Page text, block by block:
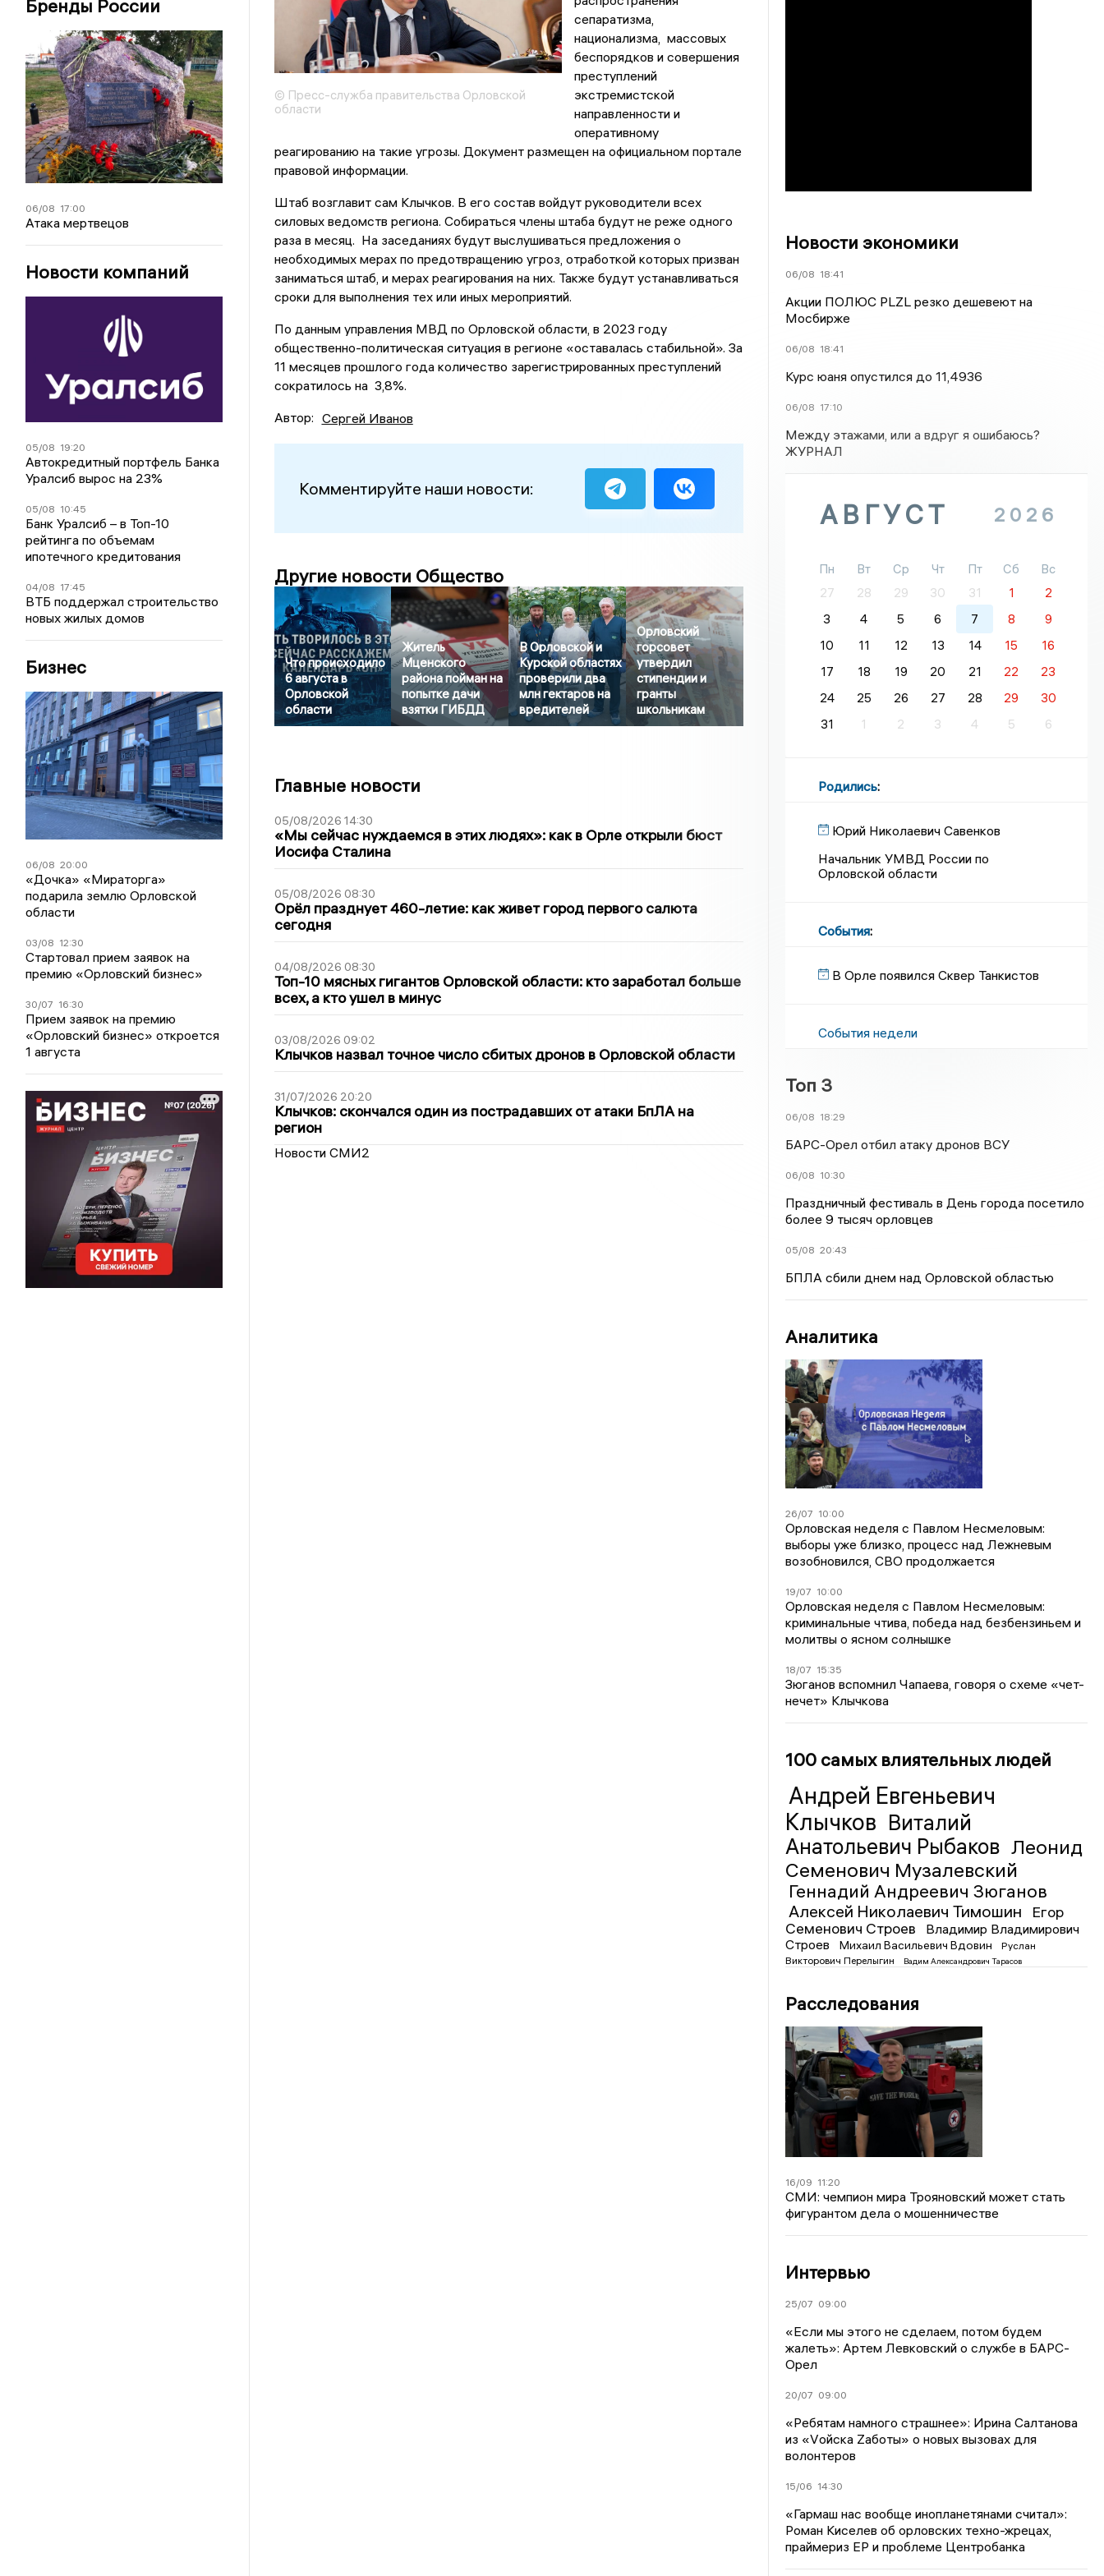
Бренды России
06/08 17:00
Атака мертвецов
Новости компаний
05/08 19:20
Автокредитный портфель Банка
Уралсиб вырос на 23%
05/08 10:45
Банк Уралсиб – в Топ-10
рейтинга по объемам
ипотечного кредитования
04/08 17:45
ВТБ поддержал строительство
новых жилых домов
Бизнес
06/08 20:00
«Дочка» «Мираторга»
подарила землю Орловской
области
03/08 12:30
Стартовал прием заявок на
премию «Орловский бизнес»
30/07 16:30
Прием заявок на премию
«Орловский бизнес» откроется
1 августа
© Пресс-служба правительства Орловской
области
сепаратизма,
национализма, массовых
беспорядков и совершения
преступлений
экстремистской
направленности и
оперативному
реагированию на такие угрозы. Документ размещен на официальном портале
правовой информации.
Штаб возглавит сам Клычков. В его состав войдут руководители всех
силовых ведомств региона. Собираться члены штаба будут не реже одного
раза в месяц. На заседаниях будут выслушиваться предложения о
необходимых мерах по предотвращению угроз, отработкой которых призван
заниматься штаб, и мерах реагирования на них. Также будут устанавливаться
сроки для выполнения тех или иных мероприятий.
По данным управления МВД по Орловской области, в 2023 году
общественно-политическая ситуация в регионе «оставалась стабильной». За
11 месяцев прошлого года количество зарегистрированных преступлений
сократилось на 3,8%.
Автор: Сергей Иванов
Комментируйте наши новости:
Другие новости Общество
Что происходило
6 августа в
Орловской
области
Житель
Мценского
района пойман на
попытке дачи
взятки ГИБДД
В Орловской и
Курской областях
проверили два
млн гектаров на
вредителей
Орловский
горсовет
утвердил
стипендии и
гранты
школьникам
Главные новости
05/08/2026 14:30
«Мы сейчас нуждаемся в этих людях»: как в Орле открыли бюст
Иосифа Сталина
05/08/2026 08:30
Орёл празднует 460-летие: как живет город первого салюта
сегодня
04/08/2026 08:30
Топ-10 мясных гигантов Орловской области: кто заработал больше
всех, а кто ушел в минус
03/08/2026 09:02
Клычков назвал точное число сбитых дронов в Орловской области
31/07/2026 20:20
Клычков: скончался один из пострадавших от атаки БпЛА на
регион
Новости СМИ2
Новости экономики
06/08 18:41
Акции ПОЛЮС PLZL резко дешевеют на
Мосбирже
06/08 18:41
Курс юаня опустился до 11,4936
06/08 17:10
Между этажами, или а вдруг я ошибаюсь?
ЖУРНАЛ
АВГУСТ 2026
Пн Вт Ср Чт Пт Сб
Вс
27
28 29 30 31 1
2
3
4 5 6 7 8
9
10
11 12 13 14 15
16
17
18 19 20 21 22
23
24
25 26 27 28 29
30
31
1 2 3 4 5 6
Родились:
Юрий Николаевич Савенков
Начальник УМВД России по
Орловской области
События:
В Орле появился Сквер Танкистов
События недели
Топ 3
06/08 18:29
БАРС-Орел отбил атаку дронов ВСУ
06/08 10:30
Праздничный фестиваль в День города посетило
более 9 тысяч орловцев
05/08 20:43
БПЛА сбили днем над Орловской областью
Аналитика
26/07 10:00
Орловская неделя с Павлом Несмеловым:
выборы уже близко, процесс над Лежневым
возобновился, СВО продолжается
19/07 10:00
Орловская неделя с Павлом Несмеловым:
криминальные чтива, победа над безбензиньем и
молитвы о ясном солнышке
18/07 15:35
Зюганов вспомнил Чапаева, говоря о схеме «чет-
нечет» Клычкова
100 самых влиятельных людей
Андрей Евгеньевич
Клычков Виталий
Анатольевич Рыбаков Леонид
Семенович Музалевский
Геннадий Андреевич Зюганов
Алексей Николаевич Тимошин
Егор
Семенович Строев
Владимир Владимирович
Строев
Михаил Васильевич Вдовин
Руслан
Викторович Перелыгин
Вадим Александрович Тарасов
Расследования
16/09 11:20
СМИ: чемпион мира Трояновский может стать
фигурантом дела о мошенничестве
Интервью
25/07 09:00
«Если мы этого не сделаем, потом будем
жалеть»: Артем Левковский о службе в БАРС-
Орел
20/07 09:00
«Ребятам намного страшнее»: Ирина Салтанова
из «Vойска Zаботы» о новых вызовах для
волонтеров
15/06 14:30
«Гармаш нас вообще инопланетянами считал»:
Роман Киселев об орловских техно-жрецах,
праймериз ЕР и проблеме Центробанка